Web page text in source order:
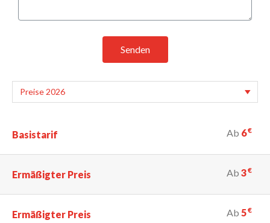
Senden
Basistarif Ab 6€
Ermäßigter Preis Ab 3€
Ermäßigter Preis Ab 5€